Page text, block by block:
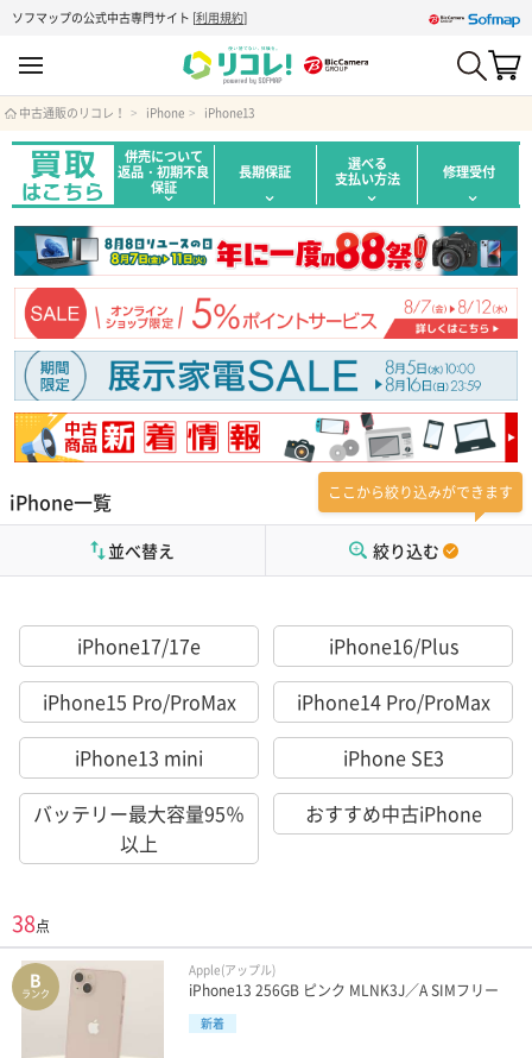
ソフマップの公式中古専門サイト [利用規約]
中古通販のリコレ！ iPhone iPhone13
併売について
返品・初期不良
保証
長期保証 選べる
支払い方法 修理受付
iPhone一覧 ここから絞り込みができます
絞り込む
並べ替え
iPhone17/17e
iPhone16/Plus
iPhone15 Pro/ProMax
iPhone14 Pro/ProMax
iPhone13 mini
iPhone SE3
バッテリー最大容量95％
以上
おすすめ中古iPhone
38点
B
ランク
Apple(アップル)
iPhone13 256GB ピンク MLNK3J／A SIMフリー
新着